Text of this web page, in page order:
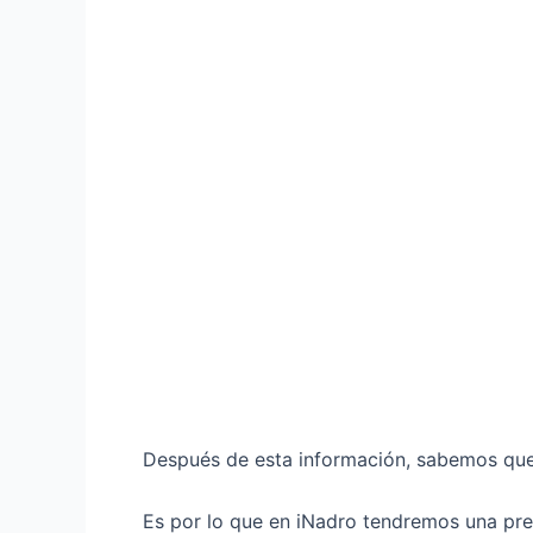
Después de esta información, sabemos
Es por lo que en iNadro tendremos una